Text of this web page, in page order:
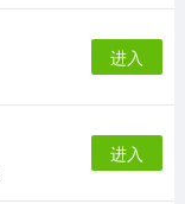
进入
进入